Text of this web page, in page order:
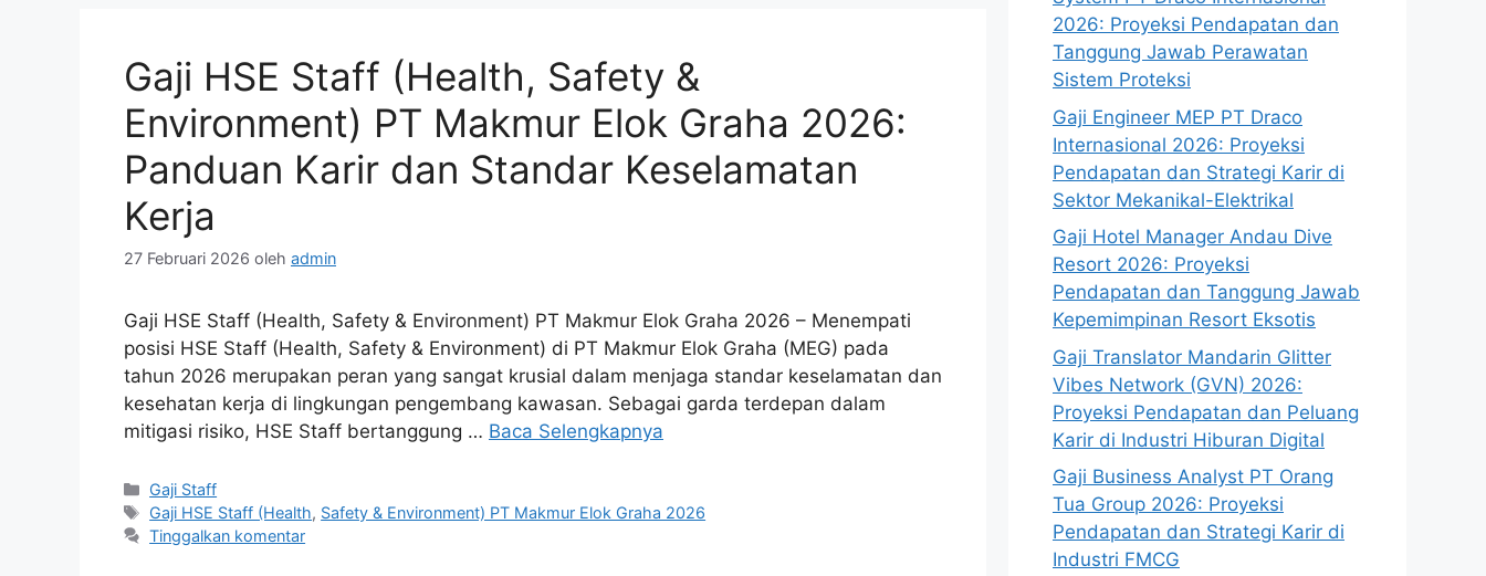
Gaji HSE Staff (Health, Safety &
Environment) PT Makmur Elok Graha 2026:
Panduan Karir dan Standar Keselamatan
Kerja
27 Februari 2026 oleh admin
Gaji HSE Staff (Health, Safety & Environment) PT Makmur Elok Graha 2026 – Menempati
posisi HSE Staff (Health, Safety & Environment) di PT Makmur Elok Graha (MEG) pada
tahun 2026 merupakan peran yang sangat krusial dalam menjaga standar keselamatan dan
kesehatan kerja di lingkungan pengembang kawasan. Sebagai garda terdepan dalam
mitigasi risiko, HSE Staff bertanggung … Baca Selengkapnya
Kategori
Gaji Staff
Tag
Gaji HSE Staff (Health, Safety & Environment) PT Makmur Elok Graha 2026
Tinggalkan komentar
2026: Proyeksi Pendapatan dan
Tanggung Jawab Perawatan
Sistem Proteksi
Gaji Engineer MEP PT Draco
Internasional 2026: Proyeksi
Pendapatan dan Strategi Karir di
Sektor Mekanikal-Elektrikal
Gaji Hotel Manager Andau Dive
Resort 2026: Proyeksi
Pendapatan dan Tanggung Jawab
Kepemimpinan Resort Eksotis
Gaji Translator Mandarin Glitter
Vibes Network (GVN) 2026:
Proyeksi Pendapatan dan Peluang
Karir di Industri Hiburan Digital
Gaji Business Analyst PT Orang
Tua Group 2026: Proyeksi
Pendapatan dan Strategi Karir di
Industri FMCG